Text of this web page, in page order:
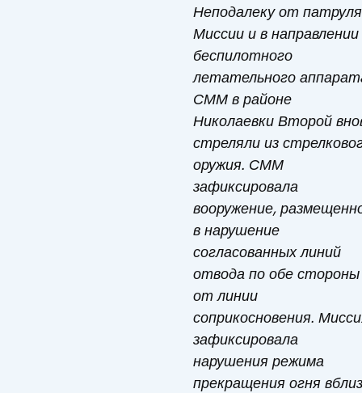
Неподалеку от патруля
Миссии и в направлении
беспилотного
летательного
СММ в районе
Николаевки Второй
стреляли из
оружия. СММ
зафиксировала
вооружение,
в нарушение
согласованных линий
отвода по обе стороны
от линии
соприкосновения.
зафиксировала
нарушения режима
прекращения огня